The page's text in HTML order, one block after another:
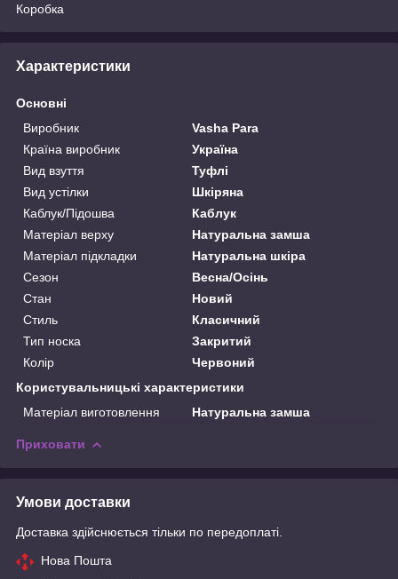
Коробка
Характеристики
Основні
Виробник
Vasha Para
Країна виробник
Україна
Вид взуття
Туфлі
Вид устілки
Шкіряна
Каблук/Підошва
Каблук
Матеріал верху
Натуральна замша
Матеріал підкладки
Натуральна шкіра
Сезон
Весна/Осінь
Стан
Новий
Стиль
Класичний
Тип носка
Закритий
Колір
Червоний
Користувальницькі характеристики
Матеріал виготовлення
Натуральна замша
Приховати
Умови доставки
Доставка здійснюється тільки по передоплаті.
Нова Пошта